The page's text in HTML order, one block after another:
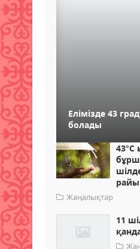
Елімізде 43
болады
Жаңалықтар
11